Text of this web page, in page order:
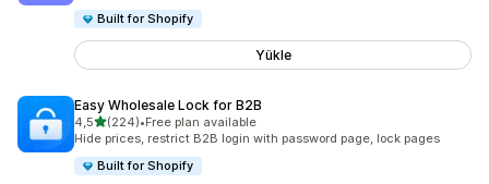
Built for Shopify
Yükle
Easy Wholesale Lock for B2B
4,55 yıldız üzerinden
(224)
toplam 224 değerlendirme
•Free plan available
Hide prices, restrict B2B login with password page, lock pages
Built for Shopify